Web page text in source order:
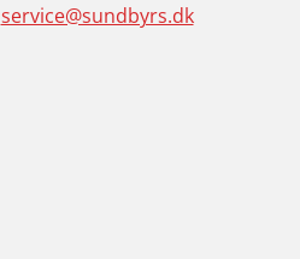
service@sundbyrs.dk